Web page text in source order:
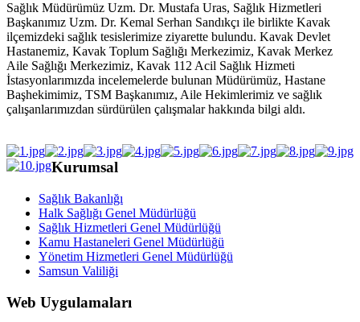
Sağlık Müdürümüz Uzm. Dr. Mustafa Uras, Sağlık Hizmetleri
Başkanımız Uzm. Dr. Kemal Serhan Sandıkçı ile birlikte Kavak
ilçemizdeki sağlık tesislerimize ziyarette bulundu. Kavak Devlet
Hastanemiz, Kavak Toplum Sağlığı Merkezimiz, Kavak Merkez
Aile Sağlığı Merkezimiz, Kavak 112 Acil Sağlık Hizmeti
İstasyonlarımızda incelemelerde bulunan Müdürümüz, Hastane
Başhekimimiz, TSM Başkanımız, Aile Hekimlerimiz ve sağlık
çalışanlarımızdan sürdürülen çalışmalar hakkında bilgi aldı.
Kurumsal
Sağlık Bakanlığı
Halk Sağlığı Genel Müdürlüğü
Sağlık Hizmetleri Genel Müdürlüğü
Kamu Hastaneleri Genel Müdürlüğü
Yönetim Hizmetleri Genel Müdürlüğü
Samsun Valiliği
Web Uygulamaları